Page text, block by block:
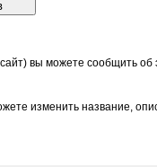
вы можете сообщить об
изменить название,